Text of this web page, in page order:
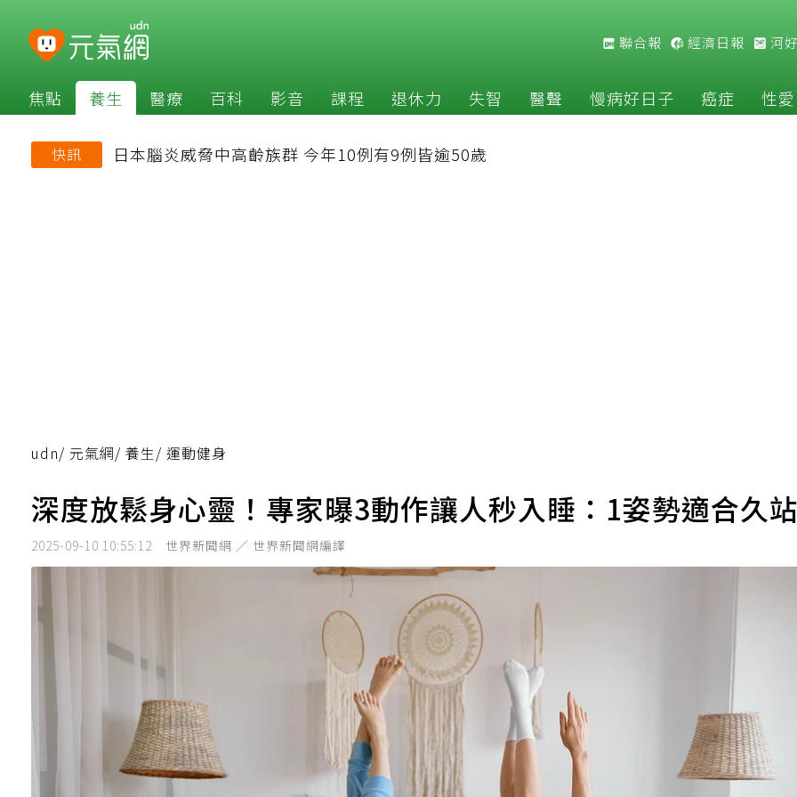
聯合報 經濟日報 河
焦點 養生 醫療 百科 影音 課程 退休力 失智 醫聲 慢病好日子 癌症 性愛
快訊 日本腦炎威脅中高齡族群 今年10例有9例皆逾50歲
udn/ 元氣網/ 養生/ 運動健身
深度放鬆身心靈！專家曝3動作讓人秒入睡：1姿勢適合久
2025-09-10 10:55:12 世界新聞網 ／ 世界新聞網編譯